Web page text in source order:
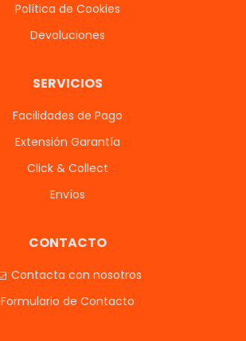
Política de Cookies
Devoluciones
SERVICIOS
Facilidades de Pago
Extensión Garantía
Click & Collect
Envíos
CONTACTO
Contacta con nosotros
Formulario de Contacto